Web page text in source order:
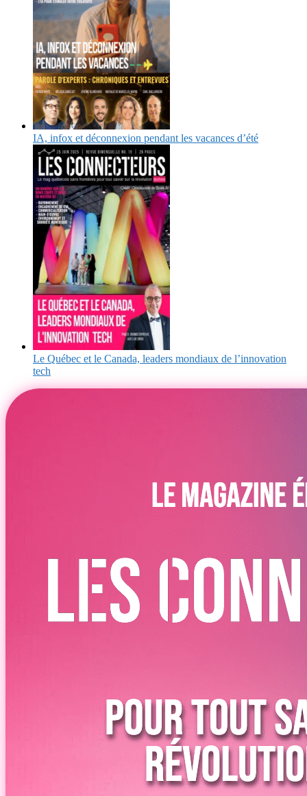
IA, infox et déconnexion pendant les vacances d’été
Le Québec et le Canada, leaders mondiaux de l’innovation
tech